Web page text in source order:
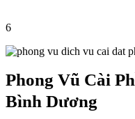
6
Phong Vũ Cài
Bình Dương